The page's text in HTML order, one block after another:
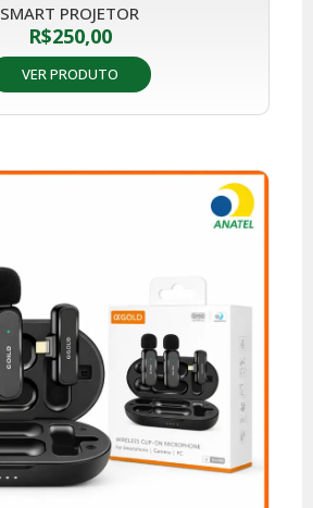
SMART PROJETOR
R$250,00
VER PRODUTO